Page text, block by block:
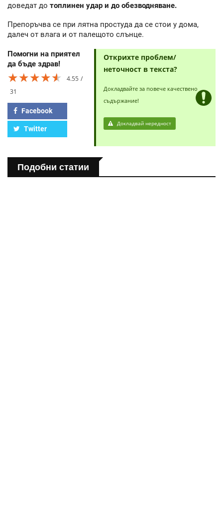
доведат до топлинен удар и до обезводняване.
Препоръчва се при лятна простуда да се стои у дома,
далеч от влага и от палещото слънце.
Помогни на приятел
да бъде здрав!
★★★★★
★★★★★
★★★★★
4.55
31
Facebook
Twitter
Открихте проблем/
неточност в текста?
Докладвайте за повече качествено
съдържание!
Докладвай нередност
Подобни статии